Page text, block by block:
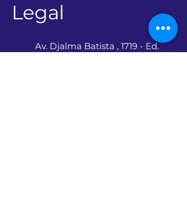
Legal
Av. Djalma Batista , 1719 - Ed.